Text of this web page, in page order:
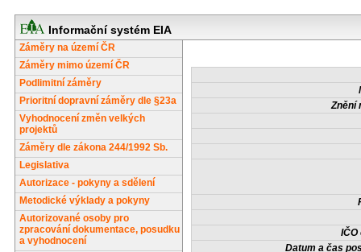
Informační systém EIA
Záměry na území ČR
Záměry mimo území ČR
Podlimitní záměry
Prioritní dopravní záměry dle §23a
Vyhodnocení změn velkých
projektů
Záměry dle zákona 244/1992 Sb.
Legislativa
Autorizace - pokyny a sdělení
Metodické výklady a pokyny
Autorizované osoby pro
zpracování dokumentace, posudku
a vyhodnocení
Znění
IČO
Datum a čas